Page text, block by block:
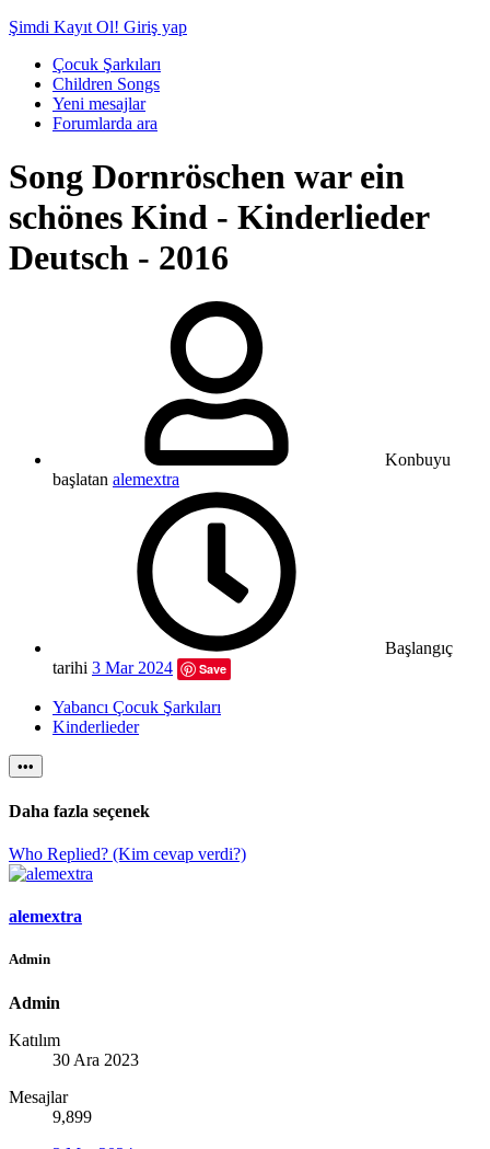
Şimdi Kayıt Ol! Giriş yap
Çocuk Şarkıları
Children Songs
Yeni mesajlar
Forumlarda ara
Song Dornröschen war ein
schönes Kind - Kinderlieder
Deutsch - 2016
Konbuyu
başlatan alemextra
Başlangıç
tarihi 3 Mar 2024 Save
Yabancı Çocuk Şarkıları
Kinderlieder
•••
Daha fazla seçenek
Who Replied? (Kim cevap verdi?)
alemextra
Admin
Admin
Katılım
30 Ara 2023
Mesajlar
9,899